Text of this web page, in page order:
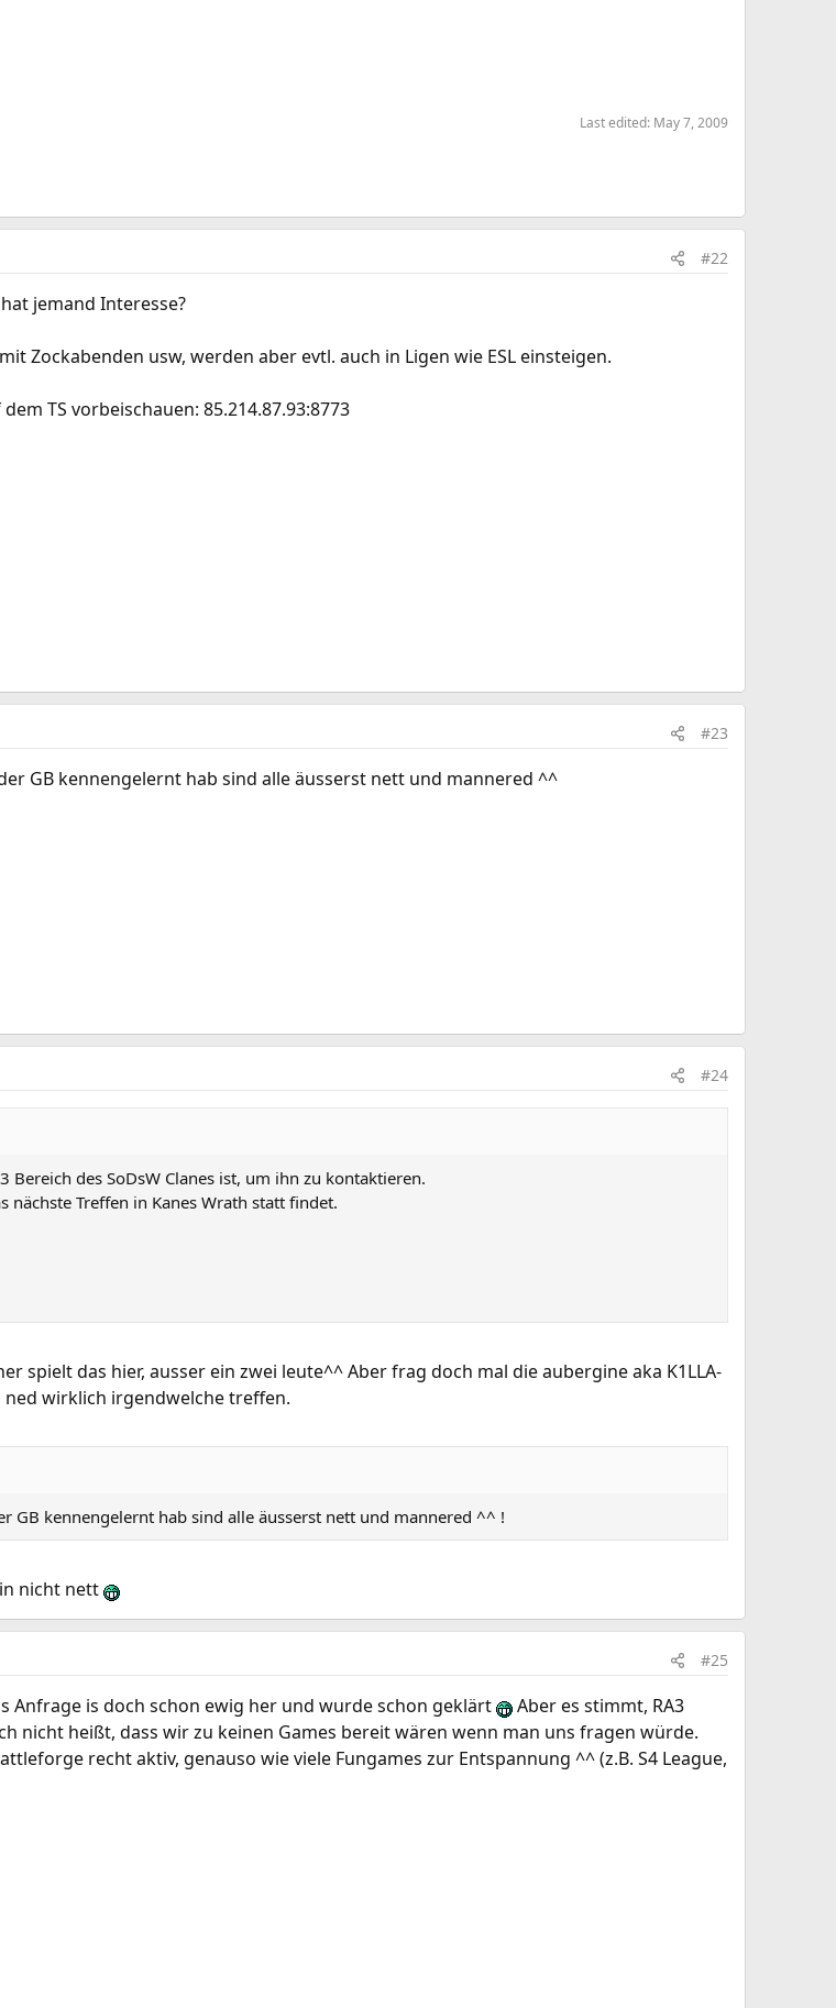
Last edited: May 7, 2009
#22
jemand Interesse?
Zockabenden usw, werden aber evtl. auch in Ligen wie ESL einsteigen.
TS vorbeischauen: 85.214.87.93:8773
#23
GB kennengelernt hab sind alle äusserst nett und mannered ^^
#24
des SoDsW Clanes ist, um ihn zu kontaktieren.
Treffen in Kanes Wrath statt findet.
spielt das hier, ausser ein zwei leute^^ Aber frag doch mal die aubergine aka K1LLA-
ned wirklich irgendwelche treffen.
GB kennengelernt hab sind alle äusserst nett und mannered ^^ !
nicht nett
#25
is doch schon ewig her und wurde schon geklärt
Aber es stimmt, RA3
nicht heißt, dass wir zu keinen Games bereit wären wenn man uns fragen würde.
recht aktiv, genauso wie viele Fungames zur Entspannung ^^ (z.B. S4 League,